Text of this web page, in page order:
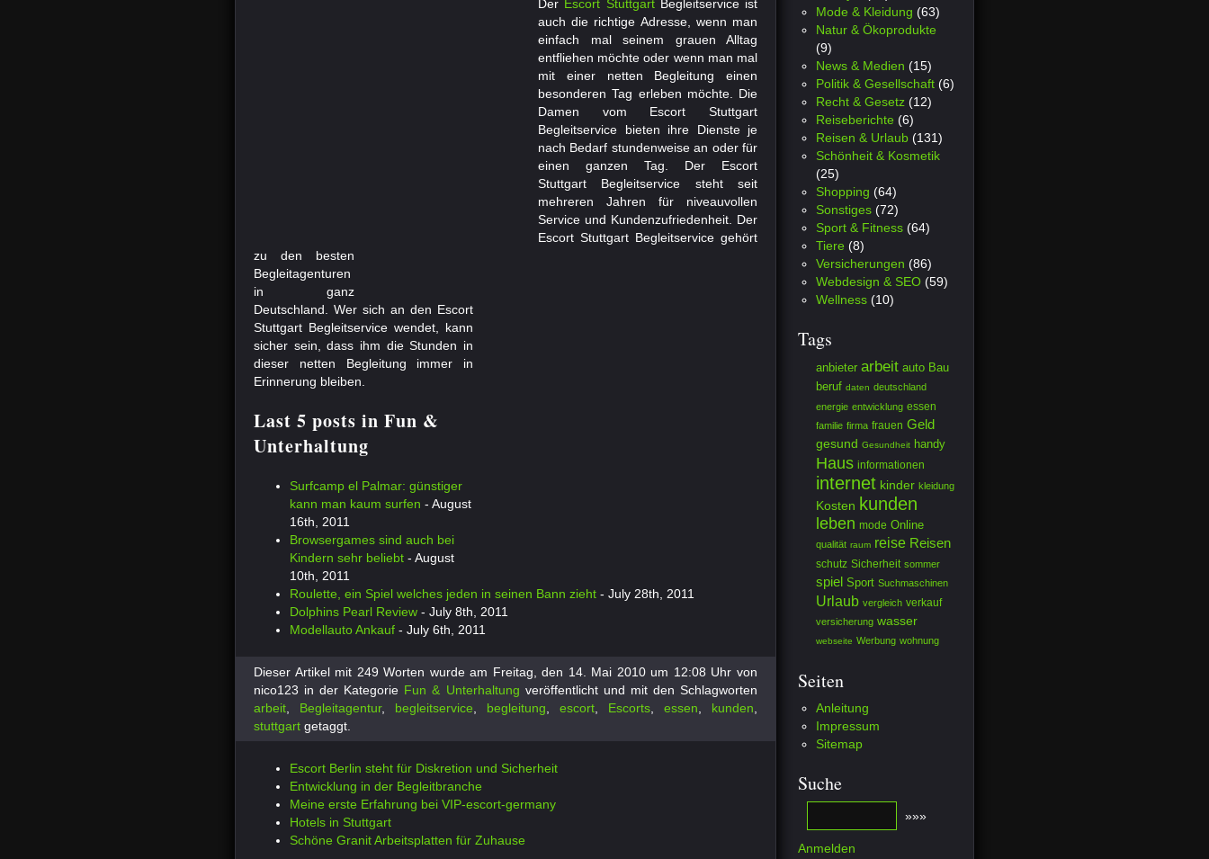
Der Escort StuttgartBegleitservice ist
auch die richtige Adresse, wenn man
einfach mal seinem grauen Alltag
entfliehen möchte oder wenn man mal
mit einer netten Begleitung einen
besonderen Tag erleben möchte. Die
Damen vom Escort Stuttgart
Begleitservice bieten ihre Dienste je
nach Bedarf stundenweise an oder für
einen ganzen Tag. Der Escort
Stuttgart Begleitservice steht seit
mehreren Jahren für niveauvollen
Service und Kundenzufriedenheit. Der
Escort Stuttgart Begleitservice gehört
zu den besten
Begleitagenturen
in ganz
Deutschland. Wer sich an den Escort
Stuttgart Begleitservice wendet, kann
sicher sein, dass ihm die Stunden in
dieser netten Begleitung immer in
Erinnerung bleiben.
Last 5 posts in Fun &
Unterhaltung
Surfcamp el Palmar: günstiger
kann man kaum surfen - August
16th, 2011
Browsergames sind auch bei
Kindern sehr beliebt - August
10th, 2011
Roulette, ein Spiel welches jeden in seinen Bann zieht - July 28th, 2011
Dolphins Pearl Review - July 8th, 2011
Modellauto Ankauf - July 6th, 2011
Dieser Artikel mit 249 Worten wurde am Freitag, den 14. Mai 2010 um 12:08 Uhr von
nico123 in der Kategorie Fun & Unterhaltung veröffentlicht und mit den Schlagworten
arbeit
Begleitagentur, begleitservice begleitung escort Escorts essen kunden
stuttgart getaggt.
Escort Berlin steht für Diskretion und Sicherheit
Entwicklung in der Begleitbranche
Meine erste Erfahrung bei VIP-escort-germany
Hotels in Stuttgart
Schöne Granit Arbeitsplatten für Zuhause
Mode & Kleidung (63)
Natur & Ökoprodukte
(9)
News & Medien (15)
Politik & Gesellschaft (6)
Recht & Gesetz (12)
Reiseberichte (6)
Reisen & Urlaub (131)
Schönheit & Kosmetik
(25)
Shopping (64)
Sonstiges (72)
Sport & Fitness (64)
Tiere (8)
Versicherungen (86)
Webdesign & SEO (59)
Wellness (10)
Tags
anbieter arbeit auto Bau
beruf daten deutschland
energie entwicklung essen
familie firma frauen Geld
gesund Gesundheit handy
Haus informationen
internet kinder kleidung
Kosten kunden
leben mode Online
qualität raum reise Reisen
schutz Sicherheit sommer
spiel Sport Suchmaschinen
Urlaub vergleich verkauf
versicherung wasser
webseite Werbung wohnung
Seiten
Anleitung
Impressum
Sitemap
Suche
Anmelden